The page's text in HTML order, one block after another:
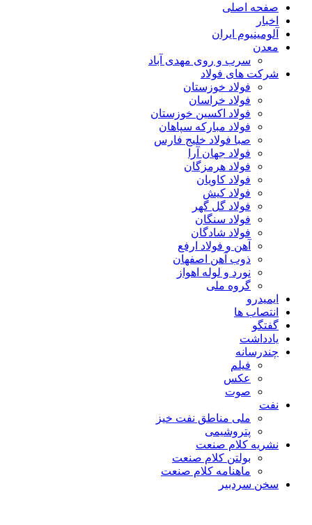
صفحه اصلی
اخبار
آلومینیوم ایران
معدن
سرب و روی مهدی آباد
شرکت های فولاد
فولاد خوزستان
فولاد خراسان
فولاد اکسین خوزستان
فولاد مبارکه سپاهان
صبا فولاد خلیج فارس
فولاد جهان آرا
فولاد هرمزگان
فولاد کاویان
فولاد کیش
فولاد گل گهر
فولاد سنگان
فولاد شادگان
آهن و فولاد ارفع
ذوب آهن اصفهان
نورد و لوله اهواز
گروه ملی
ایمیدرو
انتصاب ها
گفتگو
یادداشت
چندرسانه
فیلم
عکس
صوت
نفت
ملی مناطق نفت خیز
پتروشیمی
نشریه کلام صنعت
بولتن کلام صنعت
ماهنامه کلام صنعت
سخن سردبیر